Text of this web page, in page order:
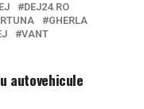
DEJ24.RO
GHERLA
VANT
autovehicule